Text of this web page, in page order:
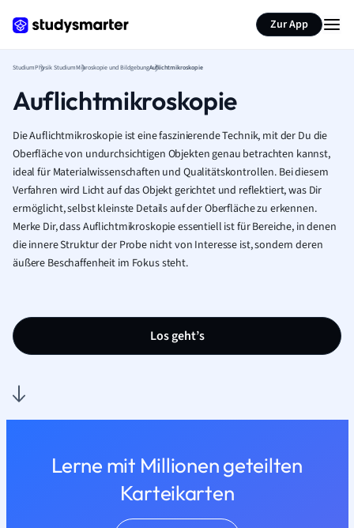
Zur App
StudiumPhysik StudiumMikroskopie und BildgebungAuflichtmikroskopie
Auflichtmikroskopie
Die Auflichtmikroskopie ist eine faszinierende Technik, mit der Du die
Oberfläche von undurchsichtigen Objekten genau betrachten kannst,
ideal für Materialwissenschaften und Qualitätskontrollen. Bei diesem
Verfahren wird Licht auf das Objekt gerichtet und reflektiert, was Dir
ermöglicht, selbst kleinste Details auf der Oberfläche zu erkennen.
Merke Dir, dass Auflichtmikroskopie essentiell ist für Bereiche, in denen
die innere Struktur der Probe nicht von Interesse ist, sondern deren
äußere Beschaffenheit im Fokus steht.
Los geht’s
Lerne mit Millionen geteilten
Karteikarten